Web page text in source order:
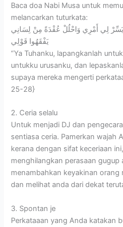
Baca doa Nabi Musa untuk
melancarkan tuturkata:
لِي أَمْرِي وَاحْلُلْ عُقْدَةً مِنْ لِسَانِي
يَفْقَهُوا قَوْلِي
“Ya Tuhanku, lapangkanlah
untukku urusanku, dan
supaya mereka mengerti
25-28}
2. Ceria selalu
Untuk menjadi DJ dan
sentiasa ceria. Pamerkan wajah
kerana dengan sifat keceriaan
menghilangkan perasaan gugup
menambahkan keyakinan orang
dan melihat anda dari dekat
3. Spontan je
Perkataaan yang Anda katakan